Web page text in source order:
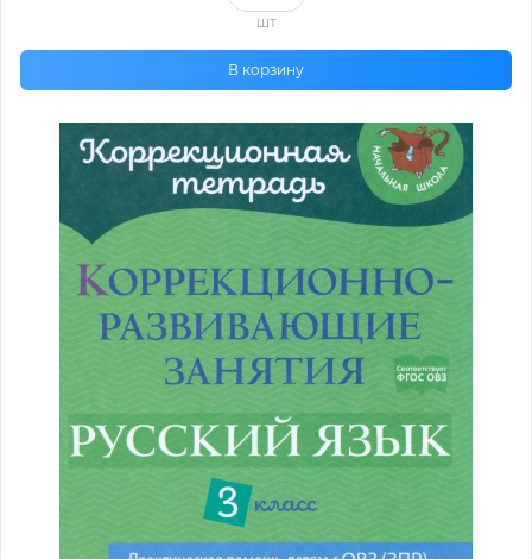
шт
В корзину